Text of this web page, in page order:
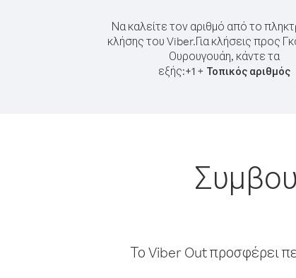
Να καλείτε τον αριθμό από το
κλήσης του Viber.Για κλήσεις προς
Ουρουγουάη, κάντε τα
εξής:+1+ Τοπικός αριθμός
Το Viber Out προσφέρει